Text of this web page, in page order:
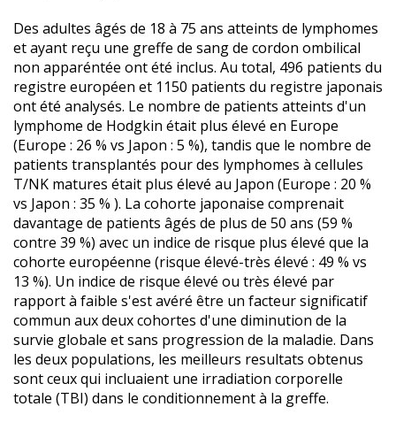
Des adultes âgés de 18 à 75 ans atteints de lymphomes
et ayant reçu une greffe de sang de cordon ombilical
non apparéntée ont été inclus. Au total, 496 patients du
registre européen et 1150 patients du registre japonais
ont été analysés. Le nombre de patients atteints d'un
lymphome de Hodgkin était plus élevé en Europe
(Europe : 26 % vs Japon : 5 %), tandis que le nombre de
patients transplantés pour des lymphomes à cellules
T/NK matures était plus élevé au Japon (Europe : 20 %
vs Japon : 35 % ). La cohorte japonaise comprenait
davantage de patients âgés de plus de 50 ans (59 %
contre 39 %) avec un indice de risque plus élevé que la
cohorte européenne (risque élevé-très élevé : 49 % vs
13 %). Un indice de risque élevé ou très élevé par
rapport à faible s'est avéré être un facteur significatif
commun aux deux cohortes d'une diminution de la
survie globale et sans progression de la maladie. Dans
les deux populations, les meilleurs resultats obtenus
sont ceux qui incluaient une irradiation corporelle
totale (TBI) dans le conditionnement à la greffe.